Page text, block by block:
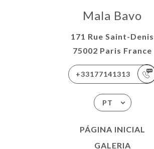
Mala Bavo
171 Rue Saint-Denis
75002 Paris France
+33177141313
PT
PÁGINA INICIAL
GALERIA